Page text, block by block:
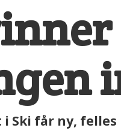
Ski får ny,